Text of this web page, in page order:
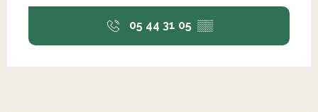
05 44 31 05 ▒▒